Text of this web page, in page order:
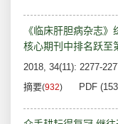
《临床肝胆病杂志
核心期刊中排名跃至
2018, 34(11): 2277-
摘要(932) PDF